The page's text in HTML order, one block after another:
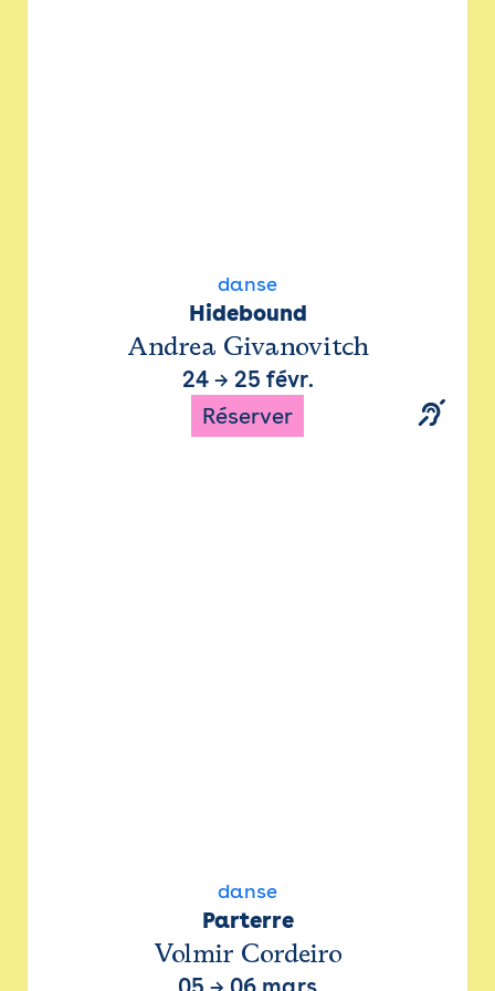
danse
Hidebound
Andrea Givanovitch
24→ 25 févr.
Réserver
danse
Parterre
Volmir Cordeiro